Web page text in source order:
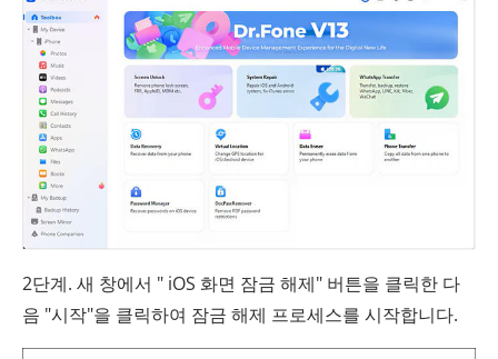
2단계. 새 창에서 " iOS 화면 잠금 해제" 버튼을 클릭한 다
음 "시작"을 클릭하여 잠금 해제 프로세스를 시작합니다.